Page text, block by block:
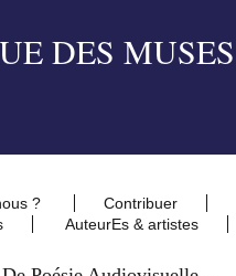
?
Contribuer
AuteurEs & artistes